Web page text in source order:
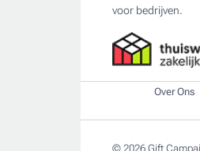
voor bedrijven.
Over Ons
© 2026 Gift